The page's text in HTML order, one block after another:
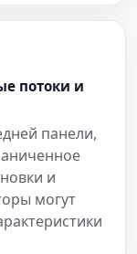
потоки и
панели,
и
могут